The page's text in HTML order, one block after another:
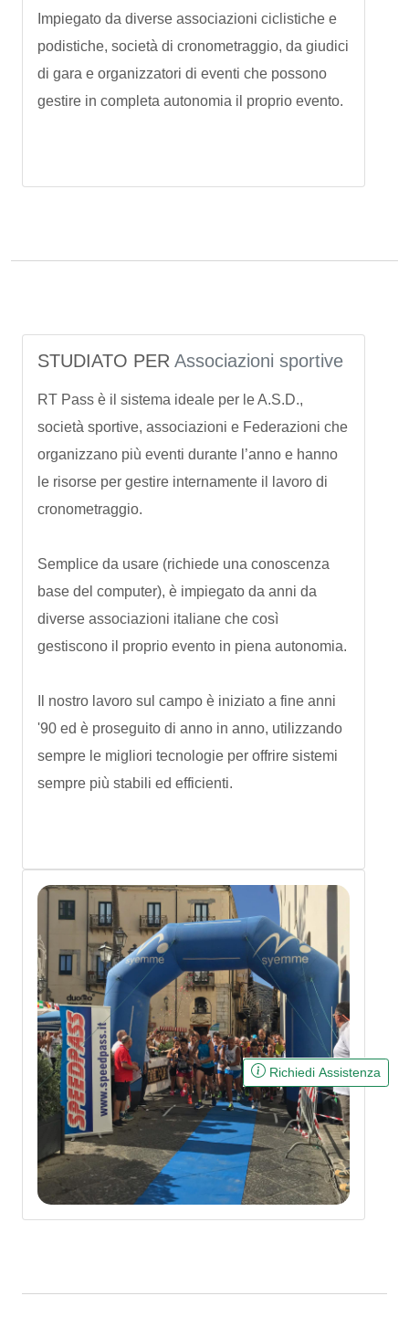
Richiedi Assistenza
Impiegato da diverse associazioni ciclistiche e
podistiche, società di cronometraggio, da giudici
di gara e organizzatori di eventi che possono
gestire in completa autonomia il proprio evento.
STUDIATO PER Associazioni sportive
RT Pass è il sistema ideale per le A.S.D.,
società sportive, associazioni e Federazioni che
organizzano più eventi durante l’anno e hanno
le risorse per gestire internamente il lavoro di
cronometraggio.
Semplice da usare (richiede una conoscenza
base del computer), è impiegato da anni da
diverse associazioni italiane che così
gestiscono il proprio evento in piena autonomia.
Il nostro lavoro sul campo è iniziato a fine anni
'90 ed è proseguito di anno in anno, utilizzando
sempre le migliori tecnologie per offrire sistemi
sempre più stabili ed efficienti.